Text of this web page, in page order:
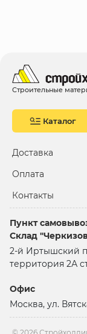
этапах
потолков, с
нанесением;
Фасадные
Матовые,
Моющиеся
чистке,
коридоров;
Белые и
оттенков
Краски в
25 кг, в
Строительные
Каталог
Доставка
Оплата
Контакты
Пункт
Склад
2-й Иртышский
территория 2А
Офис
Москва, ул.